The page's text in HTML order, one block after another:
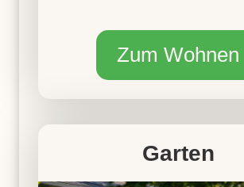
Zum Wohnen
Garten